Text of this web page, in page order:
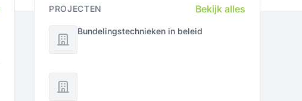
PROJECTEN Bekijk alles
Bundelingstechnieken in beleid